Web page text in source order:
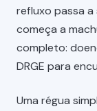
refluxo passa
começa a
completo:
DRGE para
Uma régua